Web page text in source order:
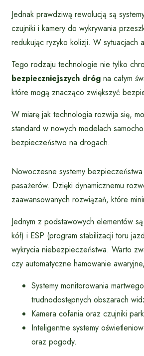
Jednak prawdziwą rewolucją są
czujniki i kamery do wykrywania
redukując ryzyko kolizji. W sytuacjach
Tego rodzaju technologie nie tylko
bezpieczniejszych dróg na całym
które mogą znacząco zwiększyć
W miarę jak technologia rozwija się,
standard w nowych modelach
bezpieczeństwo na drogach.
Nowoczesne systemy
pasażerów. Dzięki dynamicznemu
zaawansowanych rozwiązań, które
Jednym z podstawowych elementów są
kół) i ESP (program stabilizacji toru
wykrycia niebezpieczeństwa. Warto
czy automatyczne hamowanie
Systemy monitorowania
trudnodostępnych obszarach
Kamera cofania oraz czujniki
Inteligentne systemy
oraz pogody.